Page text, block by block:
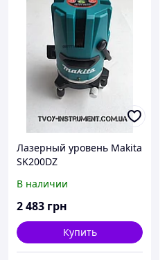
Лазерный уровень Makita
SK200DZ
В наличии
2 483 грн
Купить